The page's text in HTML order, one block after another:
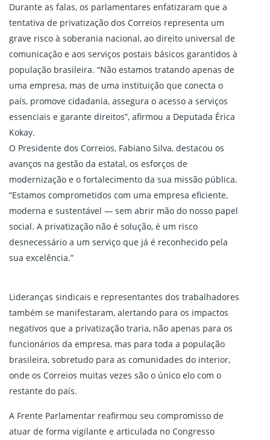
Durante as falas, os parlamentares enfatizaram que a
tentativa de privatização dos Correios representa um
grave risco à soberania nacional, ao direito universal de
comunicação e aos serviços postais básicos garantidos à
população brasileira. “Não estamos tratando apenas de
uma empresa, mas de uma instituição que conecta o
país, promove cidadania, assegura o acesso a serviços
essenciais e garante direitos”, afirmou a Deputada Érica
Kokay.
O Presidente dos Correios, Fabiano Silva, destacou os
avanços na gestão da estatal, os esforços de
modernização e o fortalecimento da sua missão pública.
“Estamos comprometidos com uma empresa eficiente,
moderna e sustentável — sem abrir mão do nosso papel
social. A privatização não é solução, é um risco
desnecessário a um serviço que já é reconhecido pela
sua excelência.”
Lideranças sindicais e representantes dos trabalhadores
também se manifestaram, alertando para os impactos
negativos que a privatização traria, não apenas para os
funcionários da empresa, mas para toda a população
brasileira, sobretudo para as comunidades do interior,
onde os Correios muitas vezes são o único elo com o
restante do país.
A Frente Parlamentar reafirmou seu compromisso de
atuar de forma vigilante e articulada no Congresso